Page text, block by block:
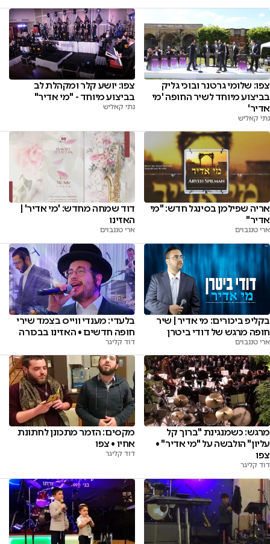
צפו: שלומי גרטנר ובוכי גליק
בביצוע מיוחד לשיר החופה 'מי
אדיר'
נתי קאליש
צפו: יושע קלר ומקהלת לב
בביצוע מיוחד - "מי אדיר"
נתי קאליש
אריה שפילמן בסינגל חדש: "מי
אדיר"
ארי טננבוים
דוד שמחה מחדש: 'מי אדיר' |
האזינו
ארי טננבוים
בקליפ ביכורים: מי אדיר | שיר
חופה מרגש של דודי ביטרן
ארי טננבוים
בלעדי: מענדי ווייס בצמד שירי
חופה חדשים • האזינו בבכורה
דוד קליגר
מרגש: כשמנגינת "ברוך קל
עליון" הולבשה על "מי אדיר" •
צפו
דוד קליגר
מקסים: הזמר מתכונן לחתונת
אחיו • צפו
דוד קליגר